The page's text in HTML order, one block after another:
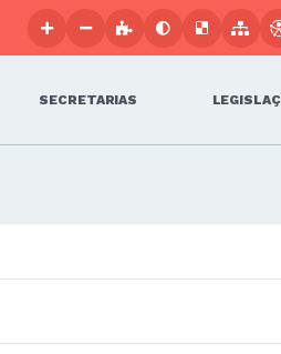
SECRETARIAS